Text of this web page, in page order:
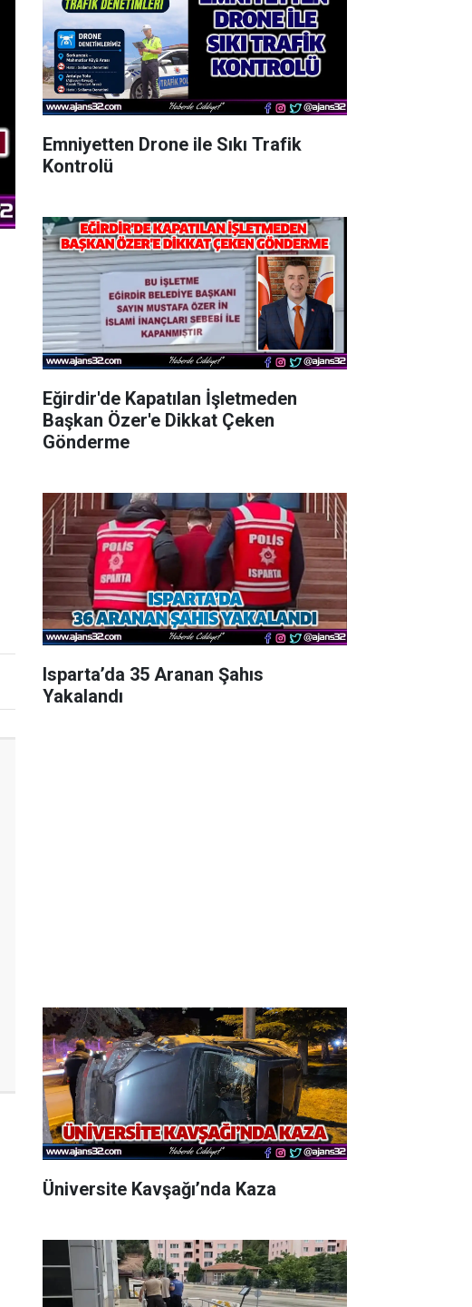
Emniyetten Drone ile Sıkı Trafik
Kontrolü
Eğirdir'de Kapatılan İşletmeden
Başkan Özer'e Dikkat Çeken
Gönderme
Isparta’da 35 Aranan Şahıs
Yakalandı
Üniversite Kavşağı’nda Kaza